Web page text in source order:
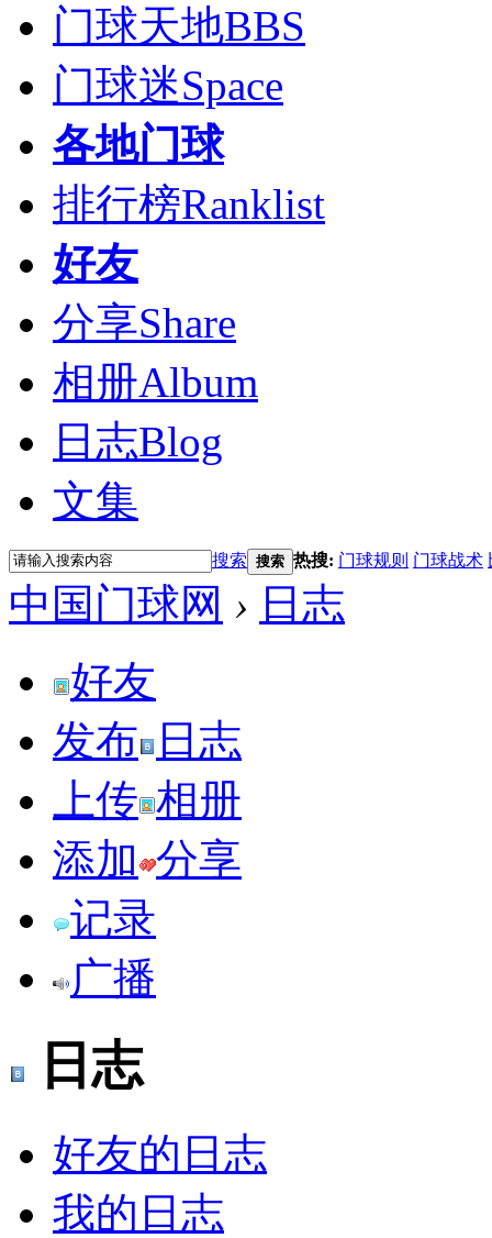
门球天地BBS
门球迷Space
各地门球
排行榜Ranklist
好友
分享Share
相册Album
日志Blog
文集
搜索 搜索 热搜: 门球规则 门球战术
中国门球网 › 日志
好友
发布
日志
上传 相册
添加 分享
记录
广播
日志
好友的日志
我的日志